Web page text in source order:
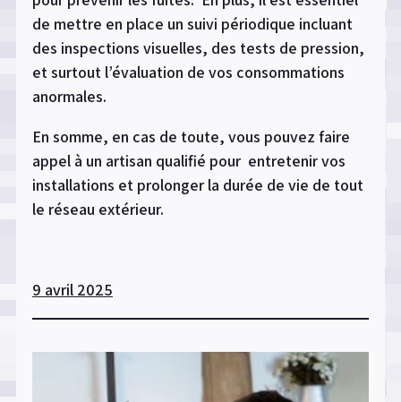
de mettre en place un suivi périodique incluant
des inspections visuelles, des tests de pression,
et surtout l’évaluation de vos consommations
anormales.
En somme, en cas de toute, vous pouvez faire
appel à un artisan qualifié pour entretenir vos
installations et prolonger la durée de vie de tout
le réseau extérieur.
9 avril 2025